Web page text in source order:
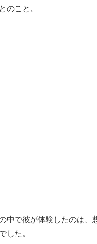
のこと。
中で彼が体験したのは、
した。